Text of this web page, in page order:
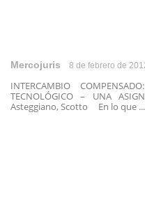
Mercojuris 8 de febrero de
INTERCAMBIO
TECNOLÓGICO – UNA
Asteggiano, Scotto En lo que ...